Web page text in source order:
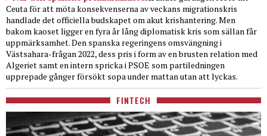
Ceuta för att möta konsekvenserna av veckans migrationskris
handlade det officiella budskapet om akut krishantering. Men
bakom kaoset ligger en fyra år lång diplomatisk kris som sällan får
uppmärksamhet. Den spanska regeringens omsvängning i
Västsahara-frågan 2022, dess pris i form av en brusten relation med
Algeriet samt en intern spricka i PSOE som partiledningen
upprepade gånger försökt sopa under mattan utan att lyckas.
FINTECH